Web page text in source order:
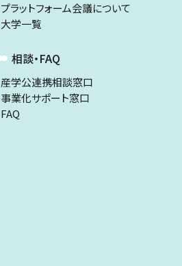
プラットフォーム会議について
大学一覧
相談・FAQ
産学公連携相談窓口
事業化サポート窓口
FAQ